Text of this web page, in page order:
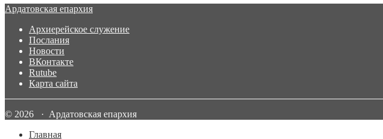
Ардатовская епархия
Архиерейское служение
Послания
Новости
ВКонтакте
Rutube
Карта сайта
© 2026 · Ардатовская епархия
Главная